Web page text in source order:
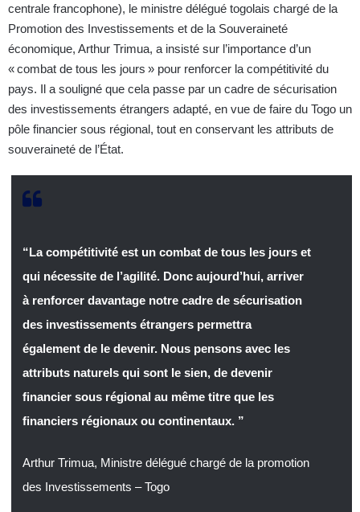
centrale francophone), le ministre délégué togolais chargé de la
Promotion des Investissements et de la Souveraineté
économique, Arthur Trimua, a insisté sur l’importance d’un
« combat de tous les jours » pour renforcer la compétitivité du
pays. Il a souligné que cela passe par un cadre de sécurisation
des investissements étrangers adapté, en vue de faire du Togo un
pôle financier sous régional, tout en conservant les attributs de
souveraineté de l’État.
“La compétitivité est un combat de tous les jours et
qui nécessite de l’agilité. Donc aujourd’hui, arriver
à renforcer davantage notre cadre de sécurisation
des investissements étrangers permettra
également de le devenir. Nous pensons avec les
attributs naturels qui sont le sien, de devenir
financier sous régional au même titre que les
financiers régionaux ou continentaux. ”
Arthur Trimua, Ministre délégué chargé de la promotion
des Investissements – Togo